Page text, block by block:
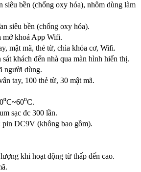
siêu bền (chống oxy hóa), nhôm dùng làm
siêu bền (chống oxy hóa).
mở khoá App Wifi.
mật mã, thẻ từ, chìa khóa cơ, Wifi.
khách đến nhà qua màn hình hiển thị.
người dùng.
tay, 100 thẻ từ, 30 mật mã.
sạc đc 300 lần.
pin DC9V (không bao gồm).
khi hoạt động từ thấp đến cao.